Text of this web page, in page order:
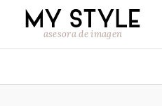
asesora de imagen